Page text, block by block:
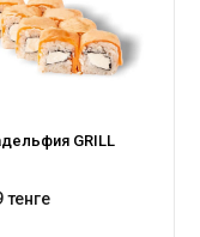
GRILL
тенге